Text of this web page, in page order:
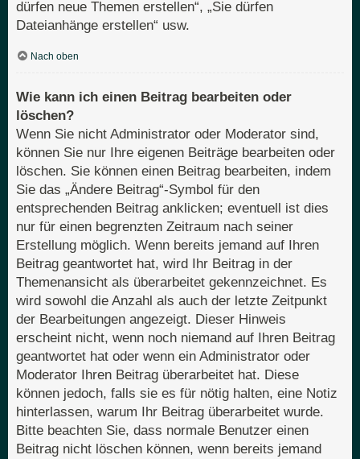
dürfen neue Themen erstellen“, „Sie dürfen
Dateianhänge erstellen“ usw.
Nach oben
Wie kann ich einen Beitrag bearbeiten oder
löschen?
Wenn Sie nicht Administrator oder Moderator sind,
können Sie nur Ihre eigenen Beiträge bearbeiten oder
löschen. Sie können einen Beitrag bearbeiten, indem
Sie das „Ändere Beitrag“-Symbol für den
entsprechenden Beitrag anklicken; eventuell ist dies
nur für einen begrenzten Zeitraum nach seiner
Erstellung möglich. Wenn bereits jemand auf Ihren
Beitrag geantwortet hat, wird Ihr Beitrag in der
Themenansicht als überarbeitet gekennzeichnet. Es
wird sowohl die Anzahl als auch der letzte Zeitpunkt
der Bearbeitungen angezeigt. Dieser Hinweis
erscheint nicht, wenn noch niemand auf Ihren Beitrag
geantwortet hat oder wenn ein Administrator oder
Moderator Ihren Beitrag überarbeitet hat. Diese
können jedoch, falls sie es für nötig halten, eine Notiz
hinterlassen, warum Ihr Beitrag überarbeitet wurde.
Bitte beachten Sie, dass normale Benutzer einen
Beitrag nicht löschen können, wenn bereits jemand